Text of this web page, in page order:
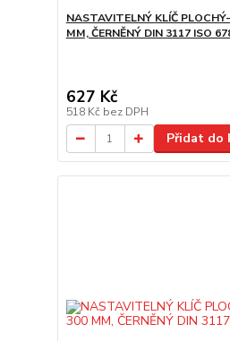
NASTAVITELNÝ KLÍČ
MM, ČERNĚNÝ DIN 3117 ISO
627 Kč
518 Kč bez DPH
Přidat do